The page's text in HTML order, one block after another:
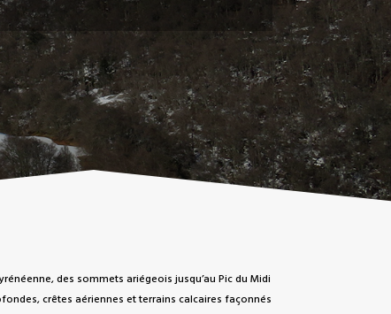
des sommets ariégeois jusqu’au Pic du Midi
crêtes aériennes et terrains calcaires façonnés